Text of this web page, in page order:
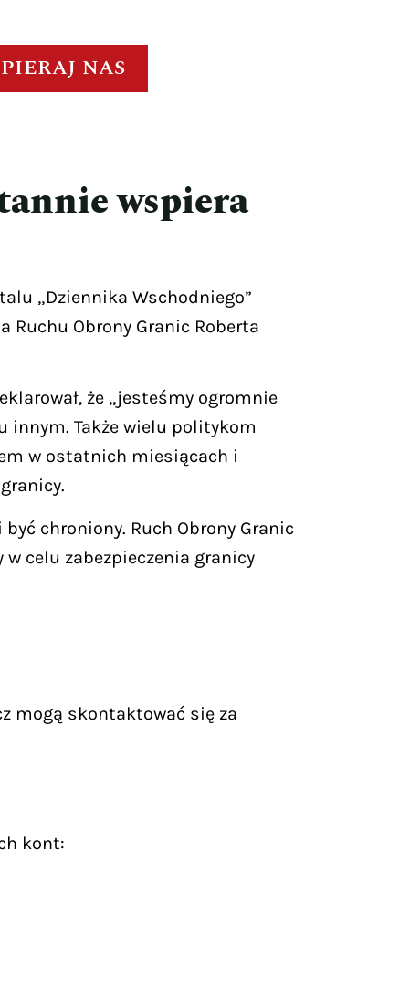
NAS
wspiera
„Dziennika Wschodniego”
Ruchu Obrony Granic Roberta
że „jesteśmy ogromnie
innym. Także wielu politykom
w ostatnich miesiącach i
chroniony. Ruch Obrony Granic
celu zabezpieczenia granicy
mogą skontaktować się za
kont: